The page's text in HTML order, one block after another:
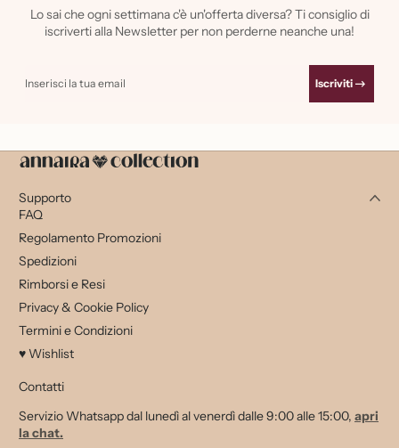
Lo sai che ogni settimana c'è un'offerta diversa? Ti consiglio di
iscriverti alla Newsletter per non perderne neanche una!
Inserisci la tua email Iscriviti
Supporto
FAQ
Regolamento Promozioni
Spedizioni
Rimborsi e Resi
Privacy & Cookie Policy
Termini e Condizioni
♥ Wishlist
Contatti
Servizio Whatsapp dal lunedì al venerdì dalle 9:00 alle 15:00, apri
la chat.